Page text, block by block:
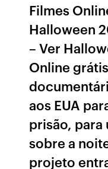
Filmes
Halloween
– Ver
Online
aos EUA
prisão,
sobre a
projeto